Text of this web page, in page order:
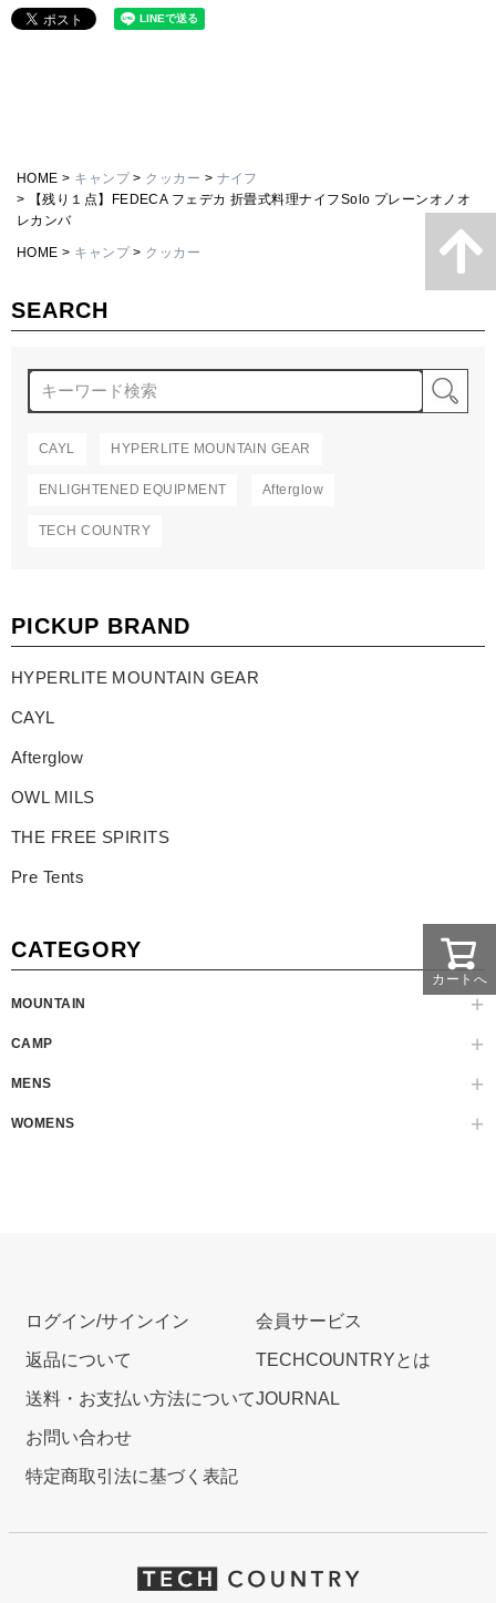
SEARCH
CAYL HYPERLITE MOUNTAIN GEAR
ENLIGHTENED EQUIPMENT Afterglow
TECH COUNTRY
PICKUP BRAND
HYPERLITE MOUNTAIN GEAR
CAYL
Afterglow
OWL MILS
THE FREE SPIRITS
Pre Tents
CATEGORY
MOUNTAIN
CAMP
MENS
WOMENS
HOME キャンプ クッカー
ナイフ
【残り１点】FEDECA フェデカ 折畳式料理ナイフSolo プレーンオノオ
レカンバ
HOME キャンプ クッカー
カートへ
ログイン/サインイン
返品について
送料・お支払い方法について
お問い合わせ
特定商取引法に基づく表記
会員サービス
TECHCOUNTRYとは
JOURNAL